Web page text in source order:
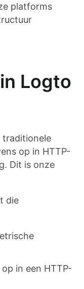
platforms
Logto
traditionele
op in HTTP-
Dit is onze
die
in een HTTP-